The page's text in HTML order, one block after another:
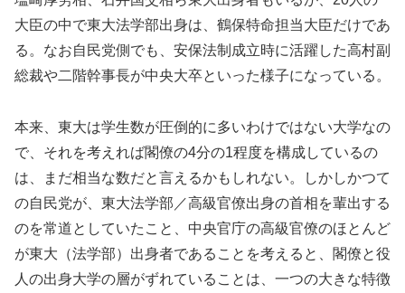
大臣の中で東大法学部出身は、鶴保特命担当大臣だけであ
る。なお自民党側でも、安保法制成立時に活躍した高村副
総裁や二階幹事長が中央大卒といった様子になっている。
本来、東大は学生数が圧倒的に多いわけではない大学なの
で、それを考えれば閣僚の4分の1程度を構成しているの
は、まだ相当な数だと言えるかもしれない。しかしかつて
の自民党が、東大法学部／高級官僚出身の首相を輩出する
のを常道としていたこと、中央官庁の高級官僚のほとんど
が東大（法学部）出身者であることを考えると、閣僚と役
人の出身大学の層がずれていることは、一つの大きな特徴